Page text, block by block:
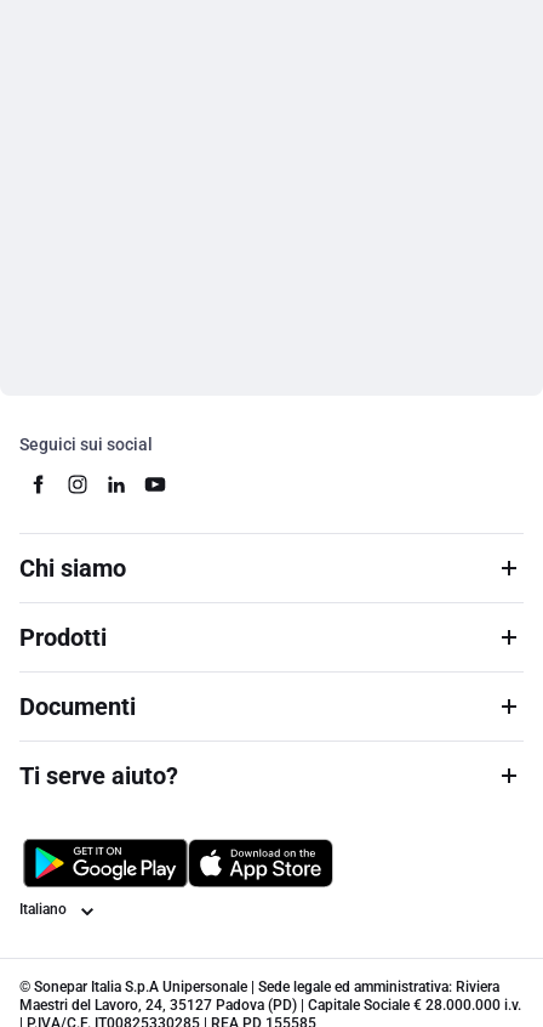
Seguici sui social
Chi siamo
Prodotti
Documenti
Ti serve aiuto?
Lingua
© Sonepar Italia S.p.A Unipersonale | Sede legale ed amministrativa: Riviera
Maestri del Lavoro, 24, 35127 Padova (PD) | Capitale Sociale € 28.000.000 i.v.
| P.IVA/C.F. IT00825330285 | REA PD 155585